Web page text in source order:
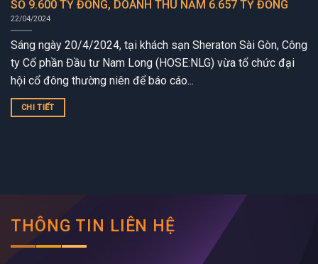
SỐ 9.600 TỶ ĐỒNG, DOANH THU NĂM 6.657 TỶ ĐỒNG
22/04/2024
Sáng ngày 20/4/2024, tại khách sạn Sheraton Sài Gòn, Công
ty Cổ phần Đầu tư Nam Long (HOSE:NLG) vừa tổ chức đại
hội cổ đông thường niên để báo cáo...
CHI TIẾT
THÔNG TIN LIÊN HỆ